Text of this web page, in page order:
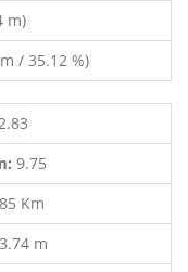
m)
/ 35.12 %)
9.75
Km
m